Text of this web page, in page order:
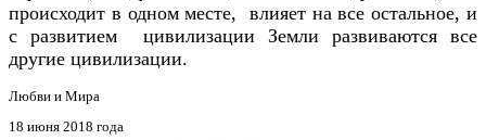
происходит в одном месте, влияет на все остальное, и
с развитием цивилизации Земли развиваются все
другие цивилизации.
Любви и Мира
18 июня 2018 года